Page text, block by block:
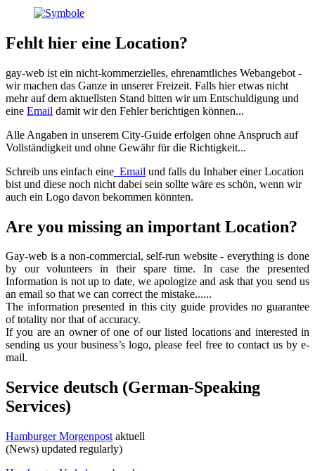
Fehlt hier eine Location?
gay-web ist ein nicht-kommerzielles, ehrenamtliches Webangebot -
wir machen das Ganze in unserer Freizeit. Falls hier etwas nicht
mehr auf dem aktuellsten Stand bitten wir um Entschuldigung und
eine Email damit wir den Fehler berichtigen können...
Alle Angaben in unserem City-Guide erfolgen ohne Anspruch auf
Vollständigkeit und ohne Gewähr für die Richtigkeit...
Schreib uns einfach eine Email und falls du Inhaber einer Location
bist und diese noch nicht dabei sein sollte wäre es schön, wenn wir
auch ein Logo davon bekommen könnten.
Are you missing an important Location?
Gay-web is a non-commercial, self-run website - everything is done
by our volunteers in their spare time. In case the presented
Information is not up to date, we apologize and ask that you send us
an email so that we can correct the mistake......
The information presented in this city guide provides no guarantee
of totality nor that of accuracy.
If you are an owner of one of our listed locations and interested in
sending us your business’s logo, please feel free to contact us by e-
mail.
Service deutsch (German-Speaking
Services)
Hamburger Morgenpost aktuell
(News) updated regularly)